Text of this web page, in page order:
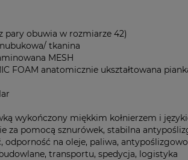
obuwia w rozmiarze 42)
tkanina
MESH
FOAM anatomicznie ukształtowana
wykończony miękkim kołnierzem i
za pomocą sznurówek, stabilna
odporność na oleje, paliwa,
transportu, spedycja, logistyka